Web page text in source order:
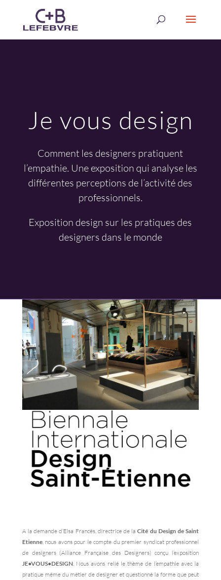
Je vous design
Comment les designers pratiquent
l’empathie. Une exposition qui analyse les
différentes perceptions de l’activité des
professionnels.
Exposition design sur les pratiques des
designers dans le monde
A la demande d’Elsa Francès, directrice de laCité du Design de Saint
Etienne, nous avons pour le compte du premier syndicat professionnel
de designers (Alliance Française des Designers) conçu l’exposition
JE•VOUS•DESIGN. Nous avons relié le thème de l’empathie avec la
pratique même du métier de designer et questionné la forme que peut